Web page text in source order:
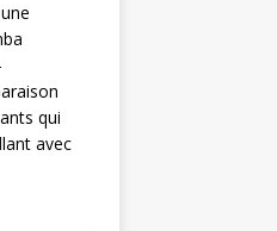
qui
avec